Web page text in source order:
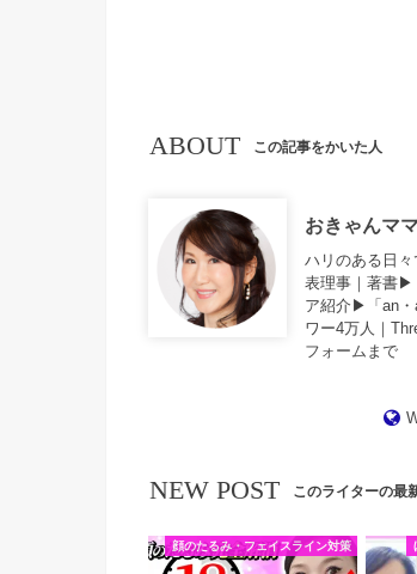
ABOUT この記事をかいた人
おきゃんママ
ハリのある日
表理事｜著書▶︎
ア紹介▶︎「an・
ワー4万人｜
フォーム まで
NEW POST このライターの最
顔のたるみ・フェイスライン対策